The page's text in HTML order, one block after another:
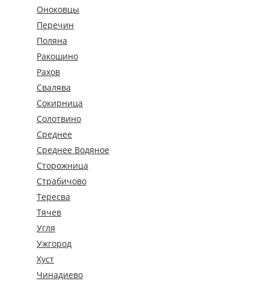
Оноковцы
Перечин
Поляна
Ракошино
Рахов
Свалява
Сокирница
Солотвино
Среднее
Среднее Водяное
Сторожница
Страбичово
Тересва
Тячев
Угля
Ужгород
Хуст
Чинадиево